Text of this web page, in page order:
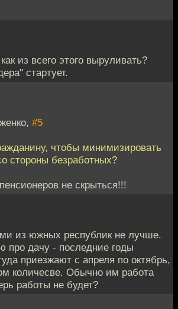
из всего этого выруливать?
стартует.
#5
чтобы минимизировать
стороны безработных?
не скрыться!!!
из южных республик не лучше.
про дачу - последние годы
приезжают с апреля по октябрь,
количесве. Обычно им работа
работы не будет?